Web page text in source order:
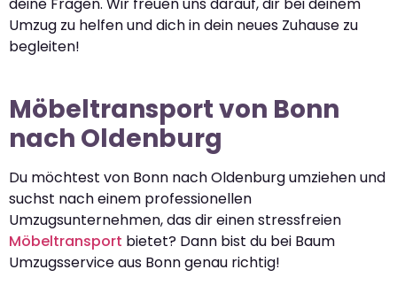
Umzug zu helfen und dich in dein neues Zuhause zu
begleiten!
Möbeltransport von Bonn
nach Oldenburg
Du möchtest von Bonn nach Oldenburg umziehen und
suchst nach einem professionellen
Umzugsunternehmen, das dir einen stressfreien
Möbeltransport bietet? Dann bist du bei Baum
Umzugsservice aus Bonn genau richtig!